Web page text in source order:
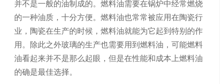
并不是一般的油制成的。燃料油需要在锅炉中经常燃烧
的一种油质，十分方便。燃料油也常常被应用在陶瓷行
业，陶瓷在生产的时候，燃料油就能为它起到特别的作
用。除此之外玻璃的生产也需要用到燃料油，可能燃料
油看起来并不是那么起眼，但是在性能和成本上燃料油
的确是最佳选择。